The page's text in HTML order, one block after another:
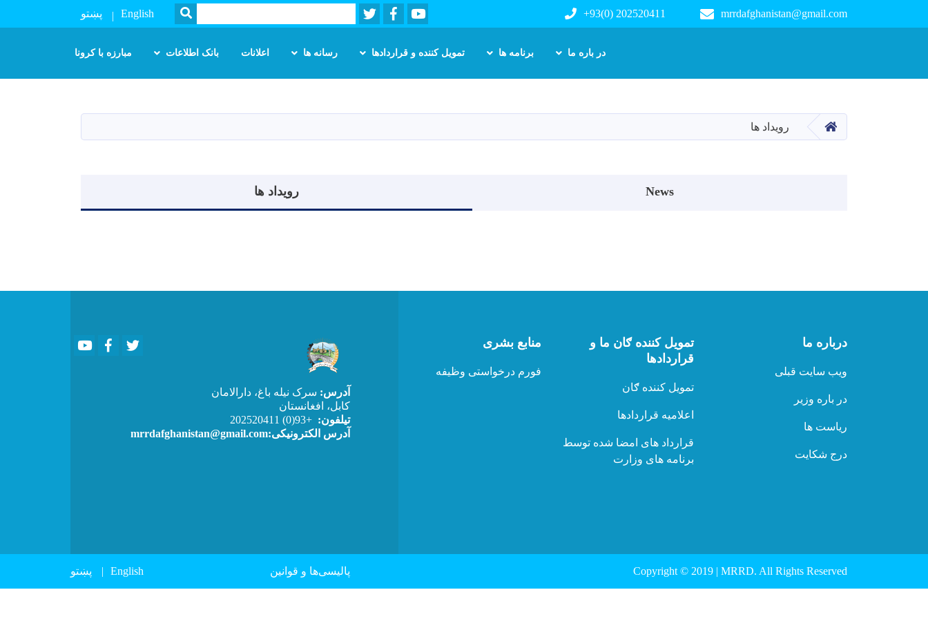
content
mrrdafghanistan@gmail.com
+93(0) 202520411
Youtube
Facebook
Twitter
Search
SEARCH
English پښتو
در باره ما برنامه ها تمویل کننده و قراردادها رسانه ها اعلانات بانک اطلاعات مبارزه با کرونا
صفحه اصلیرویداد ها
News رویداد ها
درباره ما
ویب سایت قبلی
در باره وزیر
ریاست ها
درج شکایت
تمویل کننده ګان ما و
قراردادها
تمویل کننده ګان
اعلامیه قراردادها
قرارداد های امضا شده توسط
برنامه های وزارت
منابع بشری
فورم درخواستی وظیفه
YoutubeFacebook
آدرس: سرک نیله باغ، دارالامان
کابل، افغانستان
تیلفون: +93(0) 202520411
آدرس الکترونیکی:mrrdafghanistan@gmail.com
Copyright © 2019 | MRRD. All Rights Reserved
Footer menu
پالیسی‌ها و قوانین English پښتو